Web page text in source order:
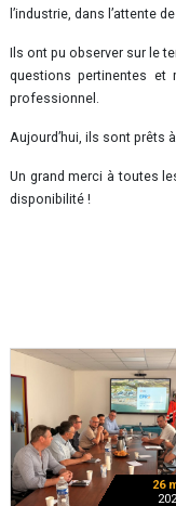
l’industrie, dans l’attente
Ils ont pu observer sur le
questions pertinentes et
professionnel.
Aujourd’hui, ils sont prêts
Un grand merci à toutes
disponibilité !
26